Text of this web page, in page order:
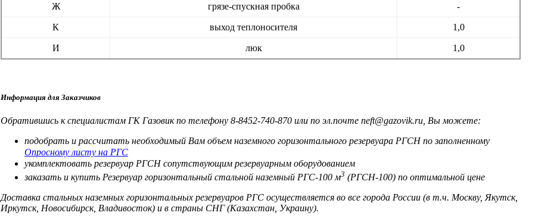
Ж грязе-спускная пробка -
К выход теплоносителя 1,0
И люк 1,0
Информация для Заказчиков
Обратившись к специалистам ГК Газовик по телефону 8-8452-740-870 или по эл.почте neft@gazovik.ru, Вы можете:
подобрать и рассчитать необходимый Вам объем наземного горизонтального резервуара РГСН по заполненному
Опросному листу на РГС
укомплектовать резервуар РГСН сопутствующим резервуарным оборудованием
заказать и купить Резервуар горизонтальный стальной наземный РГС-100 м3 (РГСН-100) по оптимальной цене
Доставка стальных наземных горизонтальных резервуаров РГС осуществляется во все города России (в т.ч. Москву, Якутск,
Иркутск, Новосибирск, Владивосток) и в страны СНГ (Казахстан, Украину).